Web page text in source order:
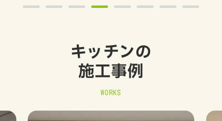
キッチンの
施工事例
WORKS